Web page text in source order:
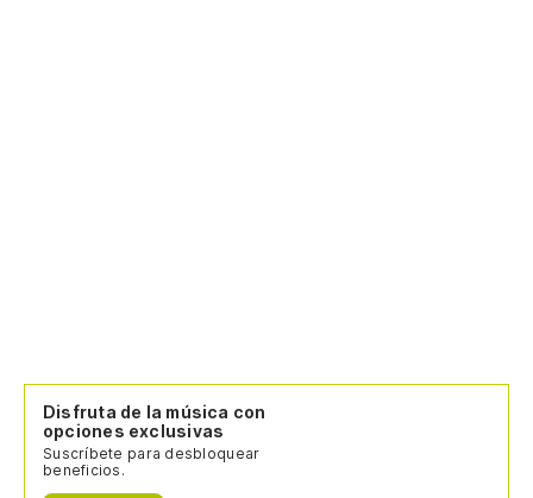
Disfruta de la música con
opciones exclusivas
Suscríbete para desbloquear
beneficios.